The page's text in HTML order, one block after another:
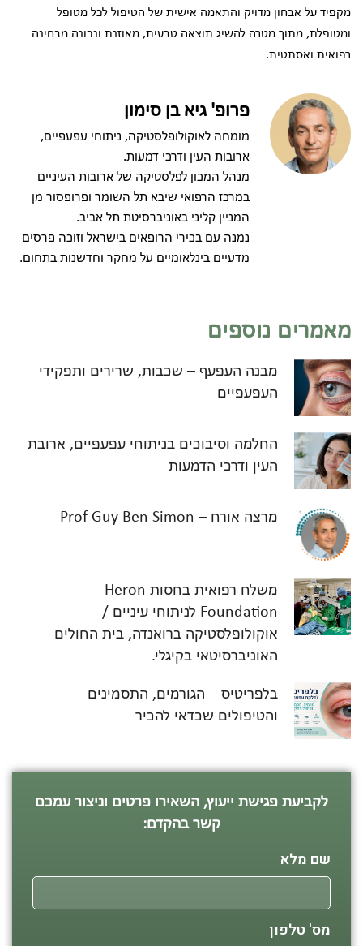
מקפיד על אבחון מדויק והתאמה אישית של הטיפול לכל מטופל
ומטופלת, מתוך מטרה להשיג תוצאה טבעית, מאוזנת ונכונה מבחינה
רפואית ואסתטית.
פרופ' גיא בן סימון
מומחה לאוקולופלסטיקה, ניתוחי עפעפיים,
ארובות העין ודרכי דמעות.
מנהל המכון לפלסטיקה של ארובות העיניים
במרכז הרפואי שיבא תל השומר ופרופסור מן
המניין קליני באוניברסיטת תל אביב.
נמנה עם בכירי הרופאים בישראל וזוכה פרסים
מדעיים בינלאומיים על מחקר וחדשנות בתחום.
מאמרים נוספים
מבנה העפעף – שכבות, שרירים ותפקידי
העפעפיים
החלמה וסיבוכים בניתוחי עפעפיים, ארובת
העין ודרכי הדמעות
מרצה אורח – Prof Guy Ben Simon
משלח רפואית בחסות Heron
Foundation לניתוחי עיניים /
אוקולופלסטיקה ברואנדה, בית החולים
האוניברסיטאי בקיגלי.
בלפריטיס – הגורמים, התסמינים
והטיפולים שכדאי להכיר
לקביעת פגישת ייעוץ, השאירו פרטים וניצור עמכם
קשר בהקדם:
שם מלא
מס' טלפון